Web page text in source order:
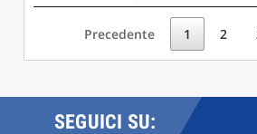
Precedente 1 2
SEGUICI SU: